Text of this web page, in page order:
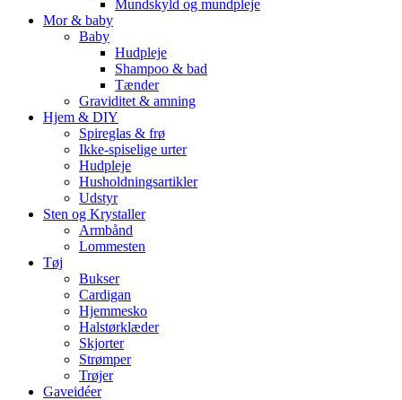
Mundskyld og mundpleje
Mor & baby
Baby
Hudpleje
Shampoo & bad
Tænder
Graviditet & amning
Hjem & DIY
Spireglas & frø
Ikke-spiselige urter
Hudpleje
Husholdningsartikler
Udstyr
Sten og Krystaller
Armbånd
Lommesten
Tøj
Bukser
Cardigan
Hjemmesko
Halstørklæder
Skjorter
Strømper
Trøjer
Gaveidéer